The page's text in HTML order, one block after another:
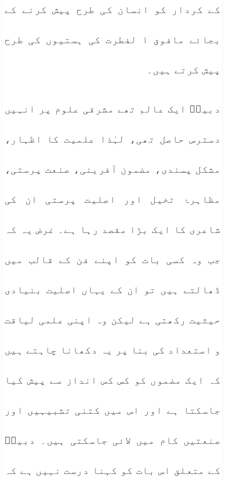
کے کردار کو انسان کی طرح پیش کرنے کے
بجائے مافوق ا لفطرت کی ہستیوں کی طرح
پیش کرتے ہیں۔
دبیرؔ ایک عالم تھے مشرقی علوم پر انہیں
دسترس حاصل تھی، لہٰذا علمیت کا اظہار،
مشکل پسندی، مضمون آفرینی، صنعت پرستی،
مظاہرۂ تخیل اور اصلیت پرستی ان کی
شاعری کا ایک بڑا مقصد رہا ہے۔ غرض یہ کہ
جب وہ کسی بات کو اپنے فن کے قالب میں
ڈھالتے ہیں تو ان کے یہاں اصلیت بنیادی
حیثیت رکھتی ہے لیکن وہ اپنی علمی لیاقت
و استعداد کی بنا پر یہ دکھانا چاہتے ہیں
کہ ایک مضموں کو کس کس انداز سے پیش کیا
جاسکتا ہے اور اس میں کتنی تشبیہیں اور
صنعتیں کام میں لائی جاسکتی ہیں۔ دبیرؔ
کے متعلق اس بات کو کہنا درست نہیں ہے کہ